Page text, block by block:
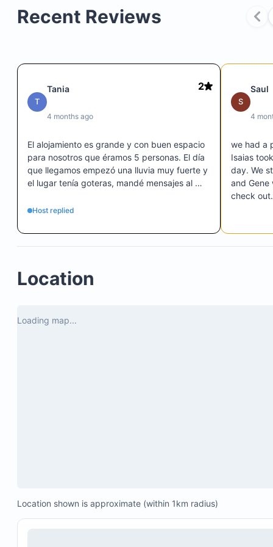
balcony.
Covered parking is available.
Early check-in and late check-out may be
request.
The location is safe, peaceful, and convenient.
At least a dozen restaurants and several
are within a short walking distance.
Recent Reviews
2
T
Tania
4 months ago
El alojamiento es grande y con buen espacio
para nosotros que éramos 5 personas. El día
que llegamos empezó una lluvia muy fuerte y
el lugar tenía goteras, mandé mensajes al
Afortunadamente nos encontramos con Isaías
tema y se pudo resolver, aunque los días
siguientes ya no llovió y no tuvimos
IMPORTANTE:
- Durante nuestra estancia habían personas
otras sustancias) lo cual generó situaciones
Host replied
S
Saul
4
we had a
Isaias
day. We
and Gene
check out.
Location
Loading map...
Location shown is approximate (within 1km radius)